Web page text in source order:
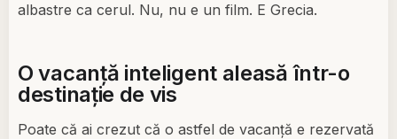
albastre ca cerul. Nu, nu e un film. E Grecia.
O vacanță inteligent aleasă într-o
destinație de vis
Poate că ai crezut că o astfel de vacanță e rezervată